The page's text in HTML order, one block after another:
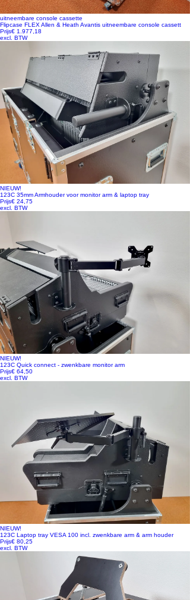
uitneembare console cassette
Flipcase FLEX Allen & Heath Avantis uitneembare console cassett
Prijs€ 1.977,18
excl. BTW
NIEUW!
123C 35mm Armhouder voor monitor arm & laptop tray
Prijs€ 24,75
excl. BTW
NIEUW!
123C Quick connect - zwenkbare monitor arm
Prijs€ 64,50
excl. BTW
NIEUW!
123C Laptop tray VESA 100 incl. zwenkbare arm & arm houder
Prijs€ 80,25
excl. BTW